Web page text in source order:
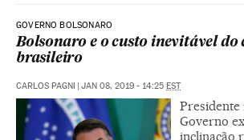
GOVERNO BOLSONARO
Bolsonaro e o custo inevitável do
brasileiro
CARLOS PAGNI | JAN 08, 2019 - 14:25 EST
Presidente
Governo
inclinação